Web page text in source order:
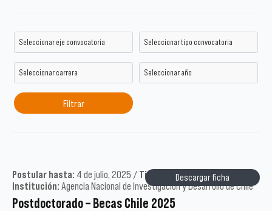
Descargar ficha
Postular hasta: 4 de julio, 2025 / Tipo: Académicos /Año:
Institución: Agencia Nacional de Investigación y Desarrollo de Chile
Postdoctorado – Becas Chile 2025